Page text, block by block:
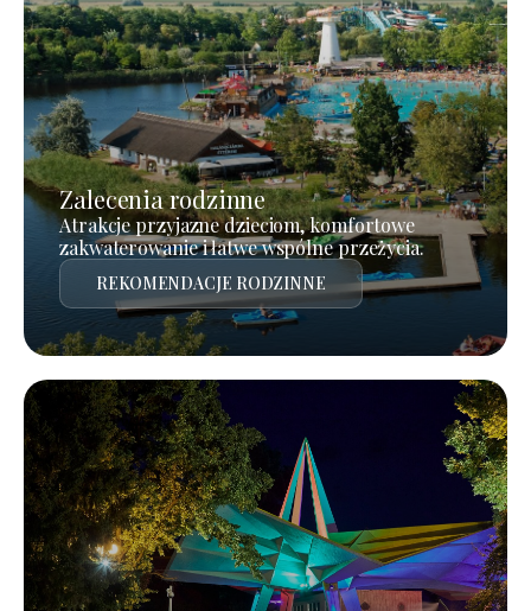
Zalecenia rodzinne
Atrakcje przyjazne dzieciom, komfortowe
zakwaterowanie i łatwe wspólne przeżycia.
REKOMENDACJE RODZINNE